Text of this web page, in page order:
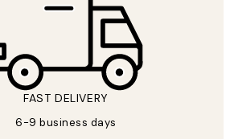
FAST DELIVERY
6-9 business days